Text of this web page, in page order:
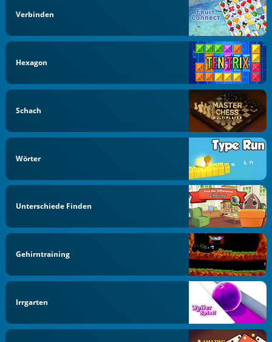
Verbinden
Hexagon
Schach
Wörter
Unterschiede Finden
Gehirntraining
Irrgarten